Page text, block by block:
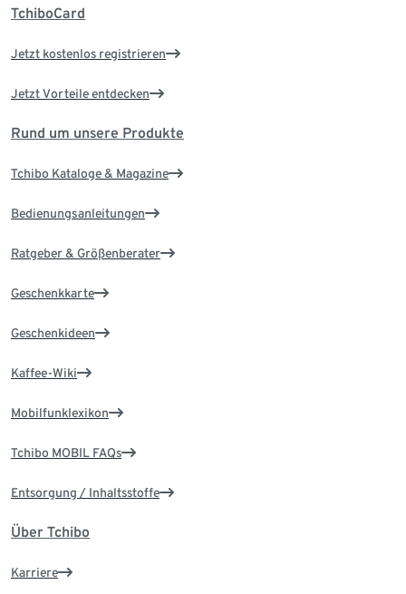
TchiboCard
Jetzt kostenlos registrieren
Jetzt Vorteile entdecken
Rund um unsere Produkte
Tchibo Kataloge & Magazine
Bedienungsanleitungen
Ratgeber & Größenberater
Geschenkkarte
Geschenkideen
Kaffee-Wiki
Mobilfunklexikon
Tchibo MOBIL FAQs
Entsorgung / Inhaltsstoffe
Über Tchibo
Karriere